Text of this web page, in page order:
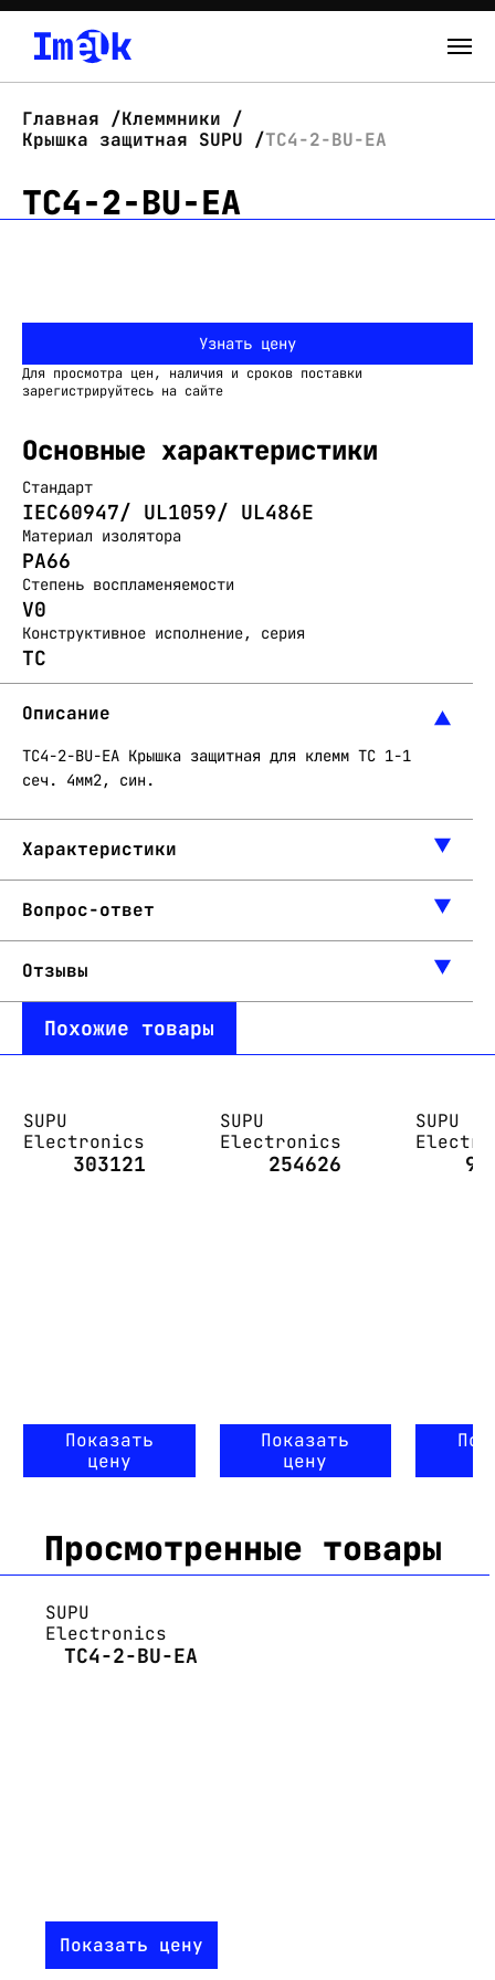
О нас
Новости
Контакты
Вход
Главная
Клеммники
Крышка защитная SUPU
TC4-2-BU-EA
TC4-2-BU-EA
Узнать цену
Для просмотра цен, наличия и сроков поставки
зарегистрируйтесь на сайте
Основные характеристики
Стандарт
IEC60947/ UL1059/ UL486E
Материал изолятора
PA66
Степень воспламеняемости
V0
Конструктивное исполнение, серия
TC
Описание
TC4-2-BU-EA Крышка защитная для клемм TC 1-1
сеч. 4мм2, син.
Характеристики
Вопрос-ответ
Отзывы
Похожие товары
SUPU
Electronics
303121
Показать
цену
SUPU
Electronics
254626
Показать
цену
SUPU
Просмотренные товары
SUPU
Electronics
TC4-2-BU-EA
Показать цену